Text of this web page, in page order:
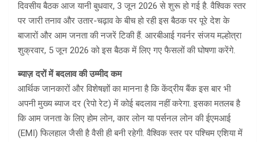
दिवसीय बैठक आज यानी बुधवार, 3 जून 2026 से शुरू हो गई है. वैश्विक स्तर
पर जारी तनाव और उतार-चढ़ाव के बीच हो रही इस बैठक पर पूरे देश के
बाजारों और आम जनता की नजरें टिकी हैं. आरबीआई गवर्नर संजय मल्होत्रा
शुक्रवार, 5 जून 2026 को इस बैठक में लिए गए फैसलों की घोषणा करेंगे.
ब्याज़ दरों में बदलाव की उम्मीद कम
आर्थिक जानकारों और विशेषज्ञों का मानना है कि केंद्रीय बैंक इस बार भी
अपनी मुख्य ब्याज दर (रेपो रेट) में कोई बदलाव नहीं करेगा. इसका मतलब है
कि आम जनता के लिए होम लोन, कार लोन या पर्सनल लोन की ईएमआई
(EMI) फिलहाल जैसी है वैसी ही बनी रहेगी. वैश्विक स्तर पर पश्चिम एशिया में